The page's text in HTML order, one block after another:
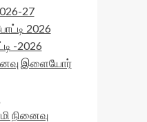
27
2026
-2026
இளையோர்
நினைவு